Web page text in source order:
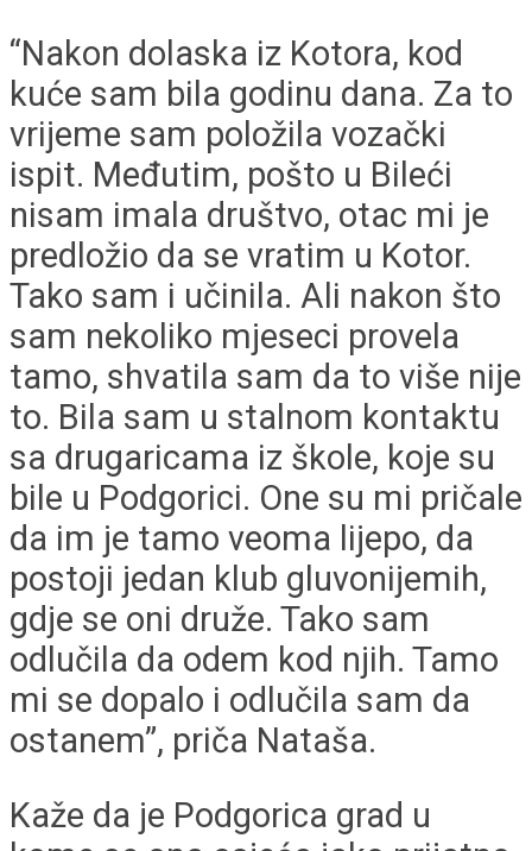
“Nakon dolaska iz Kotora, kod
kuće sam bila godinu dana. Za to
vrijeme sam položila vozački
ispit. Međutim, pošto u Bileći
nisam imala društvo, otac mi je
predložio da se vratim u Kotor.
Tako sam i učinila. Ali nakon što
sam nekoliko mjeseci provela
tamo, shvatila sam da to više nije
to. Bila sam u stalnom kontaktu
sa drugaricama iz škole, koje su
bile u Podgorici. One su mi pričale
da im je tamo veoma lijepo, da
postoji jedan klub gluvonijemih,
gdje se oni druže. Tako sam
odlučila da odem kod njih. Tamo
mi se dopalo i odlučila sam da
ostanem”, priča Nataša.
Kaže da je Podgorica grad u